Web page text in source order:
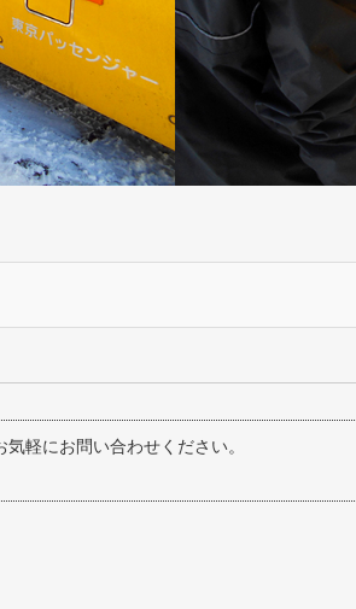
軽にお問い合わせください。